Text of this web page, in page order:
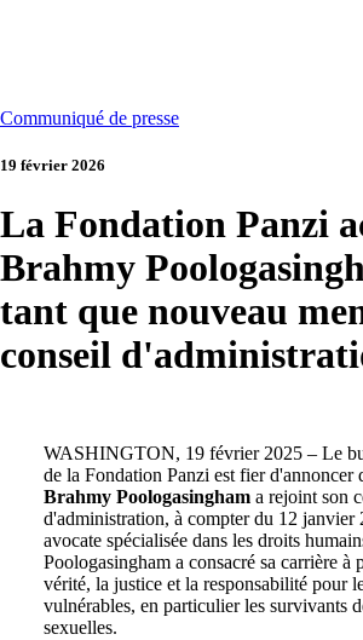
Communiqué de presse
19 février 2026
La Fondation Panzi
Brahmy
tant que nouveau
conseil
WASHINGTON, 19 février 2025 – Le
de la Fondation Panzi est fier d'annoncer
Brahmy Poologasinghama rejoint son
d'administration, à compter du 12 janvier
avocate spécialisée dans les droits
Poologasingham a consacré sa carrière à
vérité, la justice et la responsabilité pour
vulnérables, en particulier les survivants
sexuelles.